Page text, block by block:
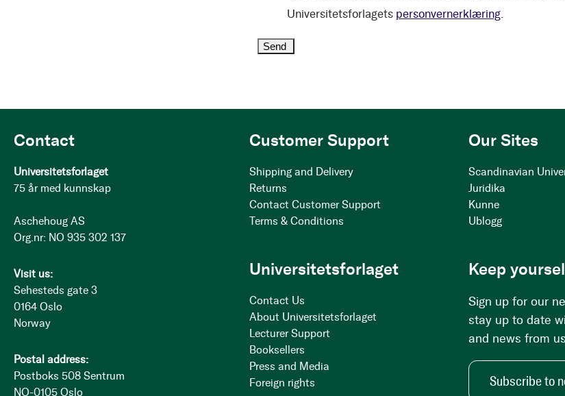
Universitetsforlagets personvernerklæring
Contact
Universitetsforlaget
75 år med kunnskap
Aschehoug AS
Org.nr: NO 935 302 137
Visit us:
Sehesteds gate 3
0164 Oslo
Norway
Postal address:
Postboks 508 Sentrum
NO-0105 Oslo
Customer Support
Shipping and Delivery
Returns
Contact Customer Support
Terms & Conditions
Our Sites
Scandinavian
Juridika
Kunne
Ublogg
Universitetsforlaget
Contact Us
About Universitetsforlaget
Lecturer Support
Booksellers
Press and Media
Foreign rights
Keep
Sign up for our
stay up to date
and news from
Subscribe to